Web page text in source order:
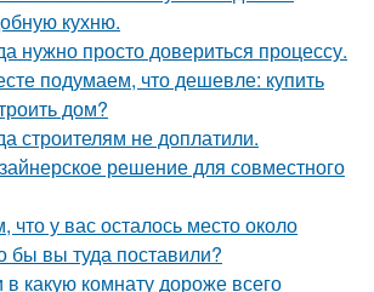
кухню.
нужно просто довериться процессу.
подумаем, что дешевле: купить
дом?
строителям не доплатили.
решение для совместного
у вас осталось место около
бы вы туда поставили?
какую комнату дороже всего